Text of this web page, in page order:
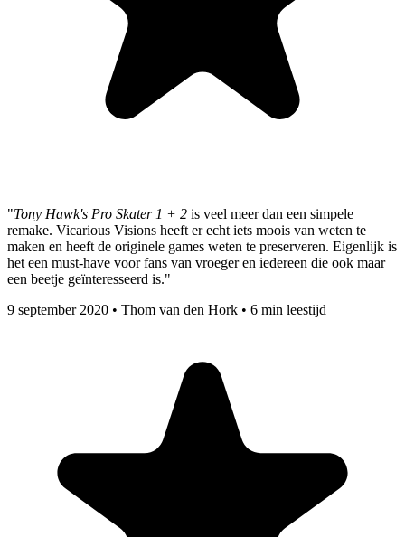
"Tony Hawk's Pro Skater 1 + 2 is veel meer dan een simpele
remake. Vicarious Visions heeft er echt iets moois van weten te
maken en heeft de originele games weten te preserveren. Eigenlijk is
het een must-have voor fans van vroeger en iedereen die ook maar
een beetje geïnteresseerd is."
9 september 2020 • Thom van den Hork • 6 min leestijd